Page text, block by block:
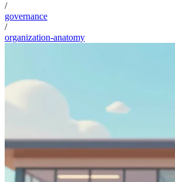
/
governance
/
organization-anatomy